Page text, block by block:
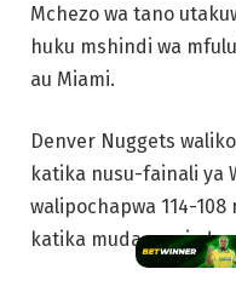
Mchezo wa tano
huku mshindi wa
au Miami.
Denver Nuggets
katika nusu-fainali ya
walipochapwa 114-
katika muda wa ziada.